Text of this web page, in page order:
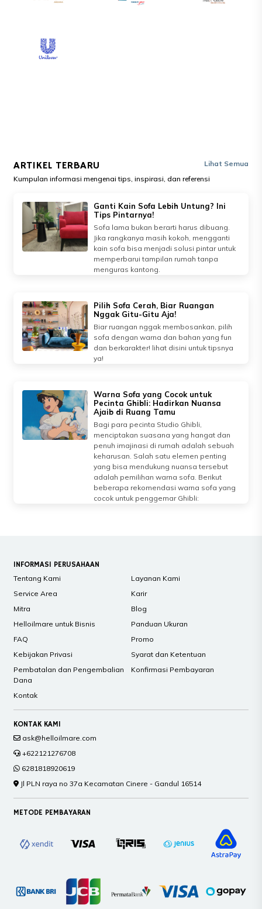
ARTIKEL TERBARU
Lihat Semua
Kumpulan informasi mengenai tips, inspirasi, dan referensi
Ganti Kain Sofa Lebih Untung? Ini
Tips Pintarnya!
Sofa lama bukan berarti harus dibuang.
Jika rangkanya masih kokoh, mengganti
kain sofa bisa menjadi solusi pintar untuk
memperbarui tampilan rumah tanpa
menguras kantong.
Pilih Sofa Cerah, Biar Ruangan
Nggak Gitu-Gitu Aja!
Biar ruangan nggak membosankan, pilih
sofa dengan warna dan bahan yang fun
dan berkarakter! lihat disini untuk tipsnya
ya!
Warna Sofa yang Cocok untuk
Pecinta Ghibli: Hadirkan Nuansa
Ajaib di Ruang Tamu
Bagi para pecinta Studio Ghibli,
menciptakan suasana yang hangat dan
penuh imajinasi di rumah adalah sebuah
keharusan. Salah satu elemen penting
yang bisa mendukung nuansa tersebut
adalah pemilihan warna sofa. Berikut
beberapa rekomendasi warna sofa yang
cocok untuk penggemar Ghibli:
INFORMASI PERUSAHAAN
Tentang Kami
Layanan Kami
Service Area
Karir
Mitra
Blog
Helloilmare untuk Bisnis
Panduan Ukuran
FAQ
Promo
Kebijakan Privasi
Syarat dan Ketentuan
Pembatalan dan Pengembalian
Dana
Konfirmasi Pembayaran
Kontak
KONTAK KAMI
ask@helloilmare.com
+622121276708
6281818920619
Jl PLN raya no 37a Kecamatan Cinere - Gandul 16514
METODE PEMBAYARAN